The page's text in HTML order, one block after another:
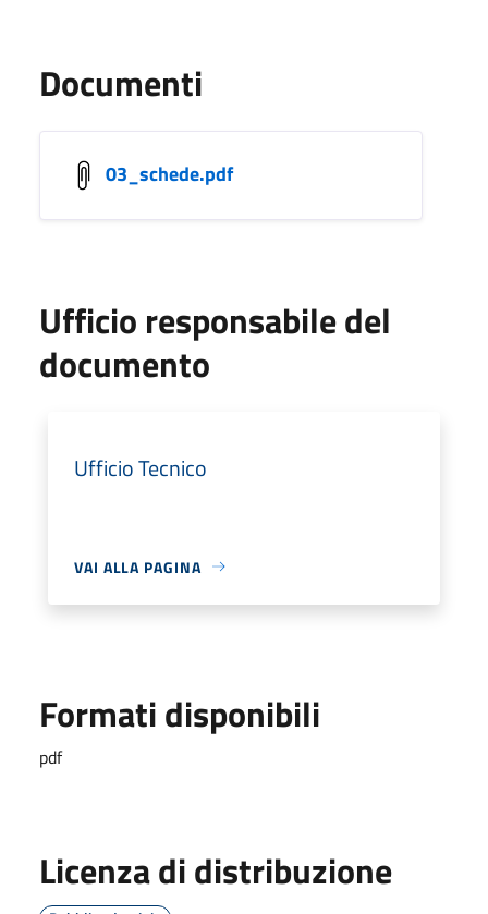
Documenti
03_schede.pdf
Ufficio responsabile del
documento
Ufficio Tecnico
VAI ALLA PAGINA
Formati disponibili
pdf
Licenza di distribuzione